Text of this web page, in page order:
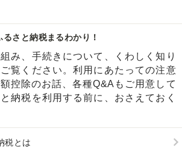
るさと納税まるわかり！
み、手続きについて、くわしく知り
覧ください。利用にあたっての注意
控除のお話、各種Q&Aもご用意して
納税を利用する前に、おさえておく
税とは